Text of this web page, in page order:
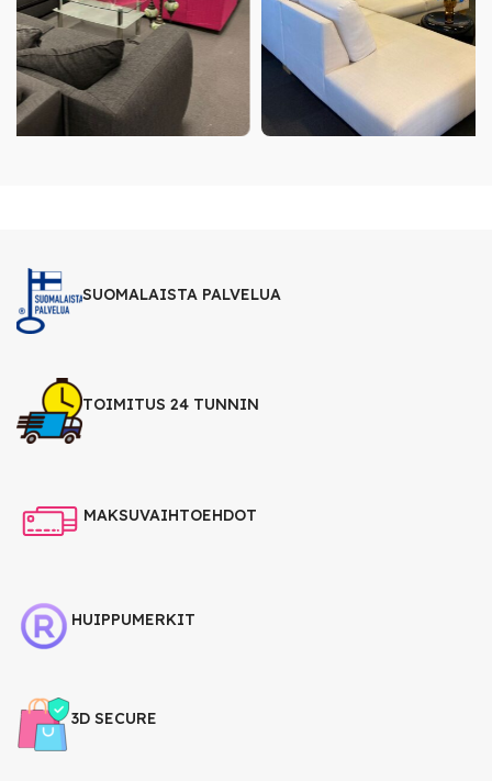
SUOMALAISTA PALVELUA
TOIMITUS 24 TUNNIN
MAKSUVAIHTOEHDOT
HUIPPUMERKIT
3D SECURE